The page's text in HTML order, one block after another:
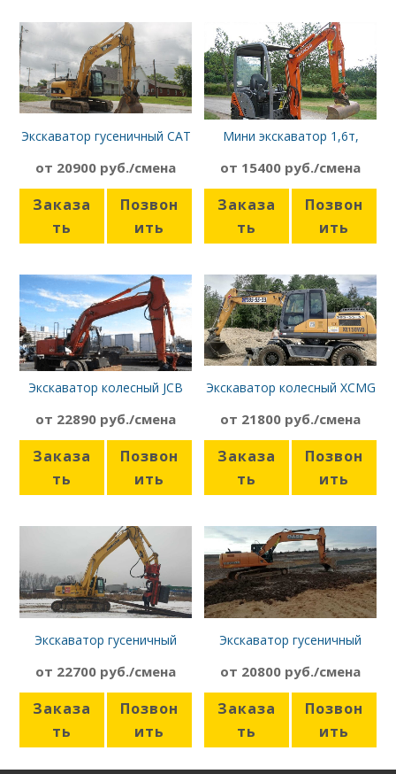
Экскаватор гусеничный CAT
от 20900 руб./смена
Заказа
ть
Позвон
ить
Мини экскаватор 1,6т,
от 15400 руб./смена
Заказа
ть
Позвон
ить
Экскаватор колесный JCB
от 22890 руб./смена
Заказа
ть
Позвон
ить
Экскаватор колесный XCMG
от 21800 руб./смена
Заказа
ть
Позвон
ить
Экскаватор гусеничный
от 22700 руб./смена
Заказа
ть
Позвон
ить
Экскаватор гусеничный
от 20800 руб./смена
Заказа
ть
Позвон
ить